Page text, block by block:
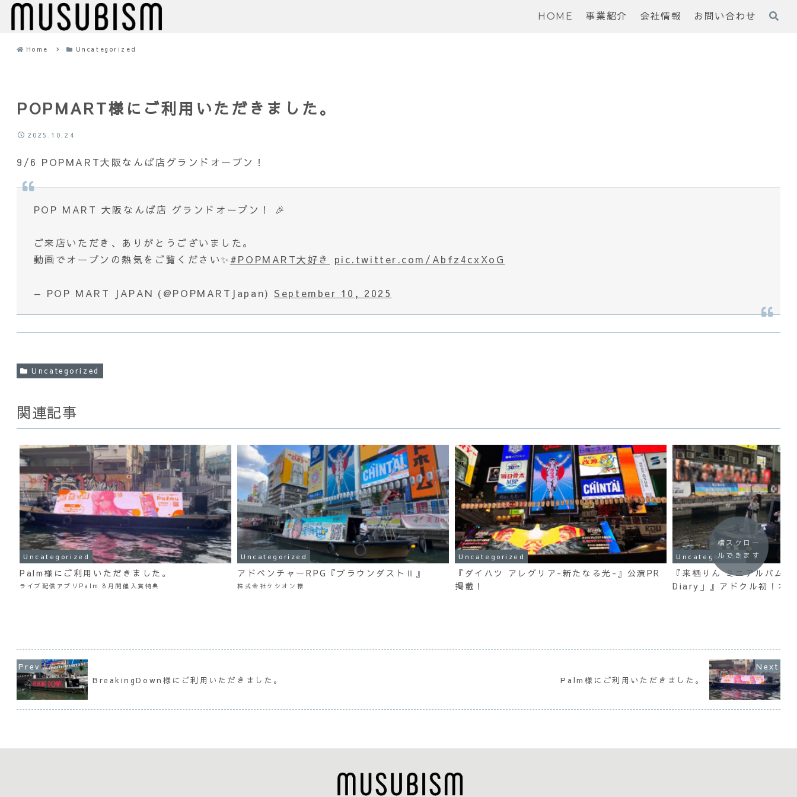
HOME 事業紹介 会社情報 お問い合わせ
Home Uncategorized
POPMART様にご利用いただきました。
2025.10.24
9/6 POPMART大阪なんば店グランドオープン！
POP MART 大阪なんば店 グランドオープン！ 🎉
ご来店いただき、ありがとうございました。
動画でオープンの熱気をご覧ください✨ #POPMART大好き pic.twitter.com/Abfz4cxXoG
— POP MART JAPAN (@POPMARTJapan)September 10, 2025
Uncategorized
関連記事
Uncategorized
Palm様にご利用いただきました。
ライブ配信アプリPalm 8月開催入賞特典
Uncategorized
アドベンチャーRPG『ブラウンダストⅡ』
株式会社ケシオン様
Uncategorized
『ダイハツ アレグリア-新たなる光-』公演PR
掲載！
Uncategorized
『来栖りん ミニアルバム
Diary」』アドクル初！本
横スクロー
ルできます
BreakingDown様にご利用いただきました。 Palm様にご利用いただきました。